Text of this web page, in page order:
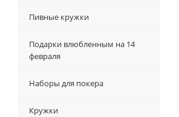
Пивные кружки
Подарки влюбленным на 14
февраля
Наборы для покера
Кружки